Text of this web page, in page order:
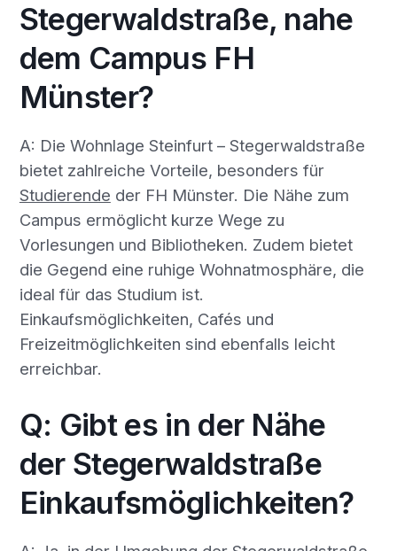
Stegerwaldstraße, nahe
dem Campus FH
Münster?
A: Die Wohnlage Steinfurt – Stegerwaldstraße
bietet zahlreiche Vorteile, besonders für
Studierende der FH Münster. Die Nähe zum
Campus ermöglicht kurze Wege zu
Vorlesungen und Bibliotheken. Zudem bietet
die Gegend eine ruhige Wohnatmosphäre, die
ideal für das Studium ist.
Einkaufsmöglichkeiten, Cafés und
Freizeitmöglichkeiten sind ebenfalls leicht
erreichbar.
Q: Gibt es in der Nähe
der Stegerwaldstraße
Einkaufsmöglichkeiten?